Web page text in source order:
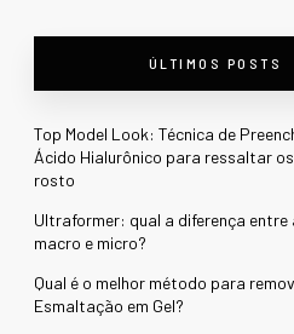
ÚLTIMOS POSTS
Top Model Look: Técnica de
Ácido Hialurônico para ressaltar
rosto
Ultraformer: qual a diferença entre
macro e micro?
Qual é o melhor método para
Esmaltação em Gel?